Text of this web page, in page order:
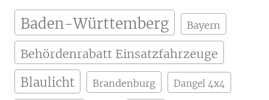
Baden-Württemberg Bayern
Behördenrabatt Einsatzfahrzeuge
Blaulicht Brandenburg Dangel 4x4